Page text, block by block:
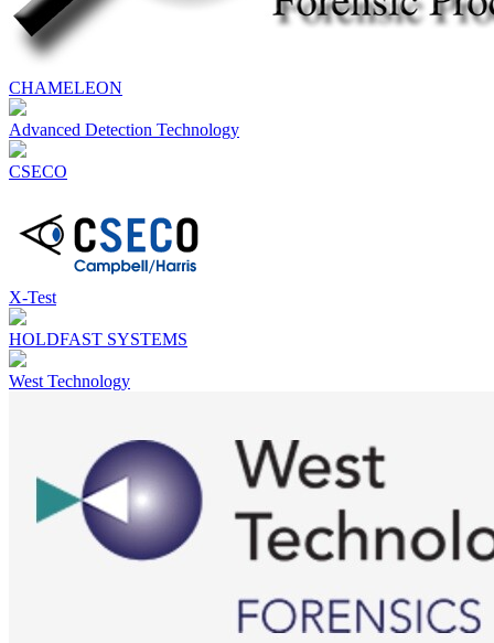
CHAMELEON
Advanced Detection Technology
CSECO
X-Test
HOLDFAST SYSTEMS
West Technology